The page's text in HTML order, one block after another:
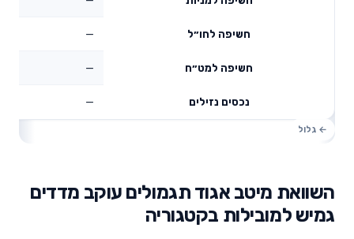
חשיפה לחו״ל —
חשיפה למט״ח —
נכסים נזילים —
השוואת מיטב אגוד תגמולים עוקב מדדים
גמיש למובילות בקטגוריה